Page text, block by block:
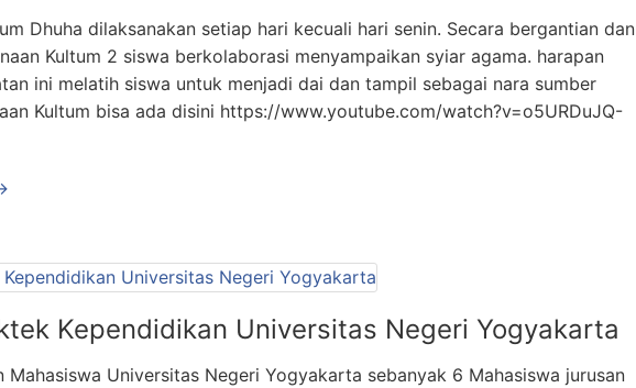
Dhuha dilaksanakan setiap hari kecuali hari senin. Secara bergantian dan
Kultum 2 siswa berkolaborasi menyampaikan syiar agama. harapan
ini melatih siswa untuk menjadi dai dan tampil sebagai nara sumber
Kultum bisa ada disini https://www.youtube.com/watch?v=o5URDuJQ-
Kependidikan Universitas Negeri Yogyakarta
Mahasiswa Universitas Negeri Yogyakarta sebanyak 6 Mahasiswa jurusan